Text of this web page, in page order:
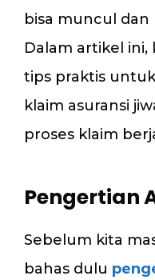
bisa muncul
Dalam artikel
tips praktis
klaim asuransi
proses klaim
Pengertian
Sebelum kita
bahas dulu